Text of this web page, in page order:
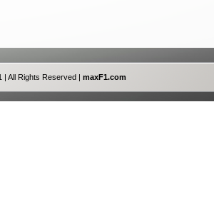
| All Rights Reserved | maxF1.com